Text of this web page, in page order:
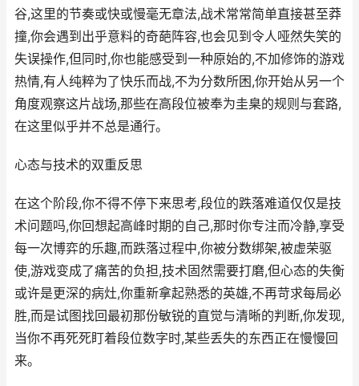
谷,这里的节奏或快或慢毫无章法,战术常常简单直接甚至莽
撞,你会遇到出乎意料的奇葩阵容,也会见到令人哑然失笑的
失误操作,但同时,你也能感受到一种原始的,不加修饰的游戏
热情,有人纯粹为了快乐而战,不为分数所困,你开始从另一个
角度观察这片战场,那些在高段位被奉为圭臬的规则与套路,
在这里似乎并不总是通行。
心态与技术的双重反思
在这个阶段,你不得不停下来思考,段位的跌落难道仅仅是技
术问题吗,你回想起高峰时期的自己,那时你专注而冷静,享受
每一次博弈的乐趣,而跌落过程中,你被分数绑架,被虚荣驱
使,游戏变成了痛苦的负担,技术固然需要打磨,但心态的失衡
或许是更深的病灶,你重新拿起熟悉的英雄,不再苛求每局必
胜,而是试图找回最初那份敏锐的直觉与清晰的判断,你发现,
当你不再死死盯着段位数字时,某些丢失的东西正在慢慢回
来。